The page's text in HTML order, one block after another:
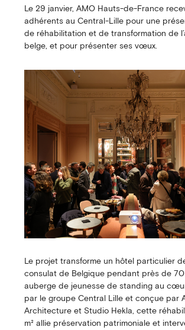
Le 29 janvier, AMO Hauts-de-France
adhérents au Central-Lille pour une
de réhabilitation et de transformation de
belge, et pour présenter ses vœux.
Le projet transforme un hôtel particulier
consulat de Belgique pendant près de
auberge de jeunesse de standing au
par le groupe Central Lille et conçue par
Architecture et Studio Hekla, cette
m² allie préservation patrimoniale et